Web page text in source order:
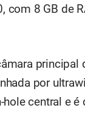
8 GB de
principal
por
central e é